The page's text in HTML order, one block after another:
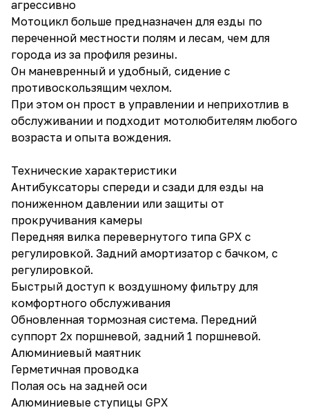
агрессивно
Мотоцикл больше предназначен для езды по
переченной местности полям и лесам, чем для
города из за профиля резины.
Он маневренный и удобный, сидение с
противоскользящим чехлом.
При этом он прост в управлении и неприхотлив в
обслуживании и подходит мотолюбителям любого
возраста и опыта вождения.
Технические характеристики
Антибуксаторы спереди и сзади для езды на
пониженном давлении или защиты от
прокручивания камеры
Передняя вилка перевернутого типа GPX с
регулировкой. Задний амортизатор с бачком, с
регулировкой.
Быстрый доступ к воздушному фильтру для
комфортного обслуживания
Обновленная тормозная система. Передний
суппорт 2х поршневой, задний 1 поршневой.
Алюминиевый маятник
Герметичная проводка
Полая ось на задней оси
Алюминиевые ступицы GPX